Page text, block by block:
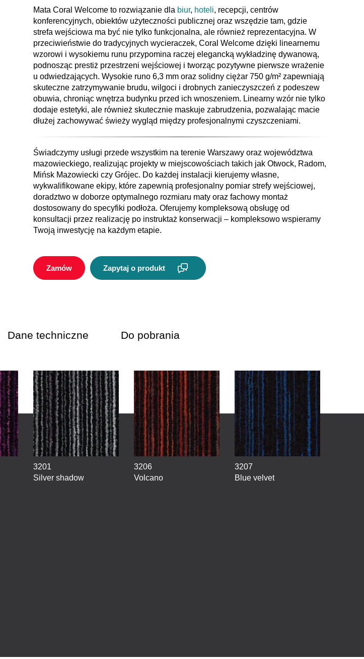
Mata Coral Welcome to rozwiązanie dla biur, hoteli, recepcji, centrów
konferencyjnych, obiektów użyteczności publicznej oraz wszędzie tam, gdzie
strefa wejściowa ma być nie tylko funkcjonalna, ale również reprezentacyjna. W
przeciwieństwie do tradycyjnych wycieraczek, Coral Welcome dzięki linearnemu
wzorowi i wysokiemu runu przypomina raczej elegancką wykładzinę dywanową,
podnosząc prestiż przestrzeni wejściowej i tworząc pozytywne pierwsze wrażenie
u odwiedzających. Wysokie runo 6,3 mm oraz solidny ciężar 750 g/m² zapewniają
skuteczne zatrzymywanie brudu, wilgoci i drobnych zanieczyszczeń z podeszew
obuwia, chroniąc wnętrza budynku przed ich wnoszeniem. Linearny wzór nie tylko
dodaje estetyki, ale również skutecznie maskuje zabrudzenia, pozwalając macie
dłużej zachowywać świeży wygląd między profesjonalnymi czyszczeniami.
Świadczymy usługi przede wszystkim na terenie Warszawy oraz województwa
mazowieckiego, realizując projekty w miejscowościach takich jak Otwock, Radom,
Mińsk Mazowiecki czy Grójec. Do każdej instalacji kierujemy własne,
wykwalifikowane ekipy, które zapewnią profesjonalny pomiar strefy wejściowej,
doradztwo w doborze optymalnego rozmiaru maty oraz fachowy montaż
dostosowany do specyfiki podłoża. Oferujemy kompleksową obsługę od
konsultacji przez realizację po instruktaż konserwacji – kompleksowo wspieramy
Twoją inwestycję na każdym etapie.
Zamów Zapytaj o produkt
Dane techniczne Do pobrania
3201
Silver shadow
3206
Volcano
3207
Blue velvet